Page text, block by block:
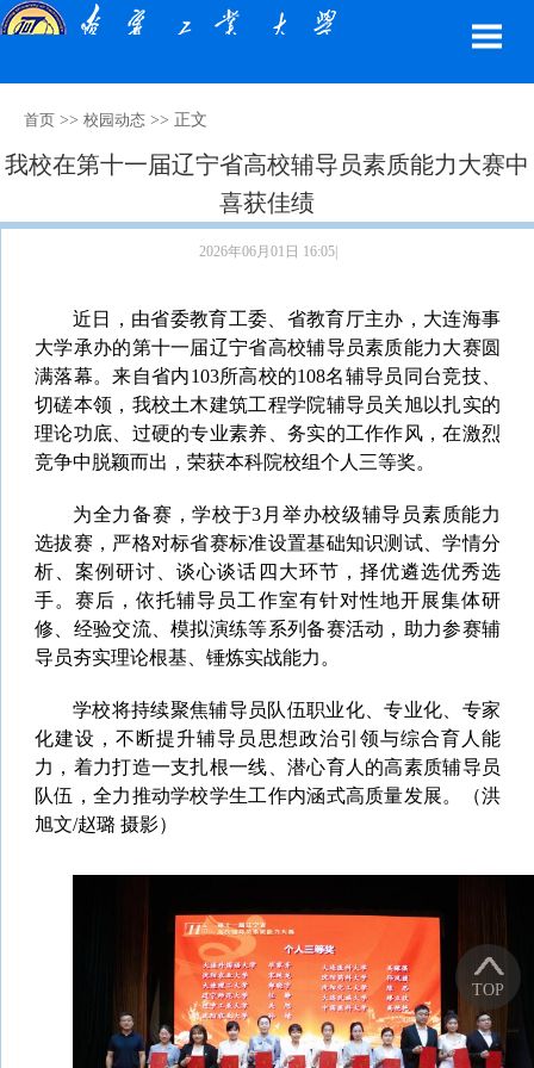
首页 >> 校园动态 >> 正文
我校在第十一届辽宁省高校辅导员素质能力大赛中
喜获佳绩
2026年06月01日 16:05|
近日，由省委教育工委、省教育厅主办，大连海事
大学承办的第十一届辽宁省高校辅导员素质能力大赛圆
满落幕。来自省内103所高校的108名辅导员同台竞技、
切磋本领，我校土木建筑工程学院辅导员关旭以扎实的
理论功底、过硬的专业素养、务实的工作作风，在激烈
竞争中脱颖而出，荣获本科院校组个人三等奖。
为全力备赛，学校于3月举办校级辅导员素质能力
选拔赛，严格对标省赛标准设置基础知识测试、学情分
析、案例研讨、谈心谈话四大环节，择优遴选优秀选
手。赛后，依托辅导员工作室有针对性地开展集体研
修、经验交流、模拟演练等系列备赛活动，助力参赛辅
导员夯实理论根基、锤炼实战能力。
学校将持续聚焦辅导员队伍职业化、专业化、专家
化建设，不断提升辅导员思想政治引领与综合育人能
力，着力打造一支扎根一线、潜心育人的高素质辅导员
队伍，全力推动学校学生工作内涵式高质量发展。（洪
旭文/赵璐 摄影）
TOP